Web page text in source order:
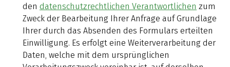
den datenschutzrechtlichen Verantwortlichen zum
Zweck der Bearbeitung Ihrer Anfrage auf Grundlage
Ihrer durch das Absenden des Formulars erteilten
Einwilligung. Es erfolgt eine Weiterverarbeitung der
Daten, welche mit dem ursprünglichen